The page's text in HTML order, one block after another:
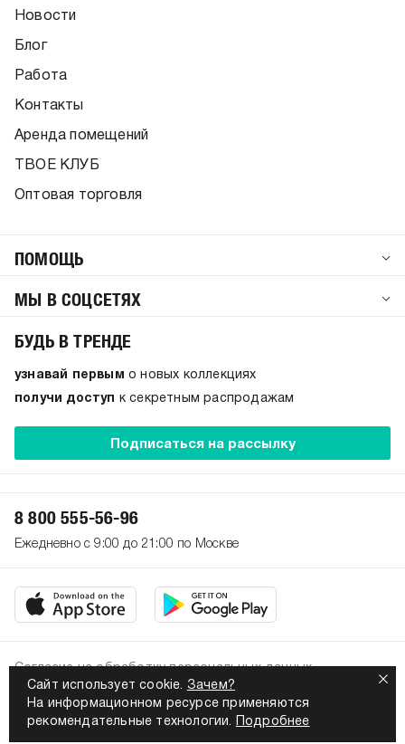
Сайт использует cookie. Зачем?
На информационном ресурсе применяются
рекомендательные технологии.
Подробнее
Новости
Блог
Работа
Контакты
Аренда помещений
ТВОЕ КЛУБ
Оптовая торговля
ПОМОЩЬ
МЫ В СОЦСЕТЯХ
БУДЬ В ТРЕНДЕ
узнавай первым о новых коллекциях
получи доступ
к секретным распродажам
Подписаться на рассылку
8 800 555-56-96
Ежедневно с 9:00 до 21:00 по Москве
2026. Все права защищены
Политика конфиденциальности
Согласие на обработку персональных данных